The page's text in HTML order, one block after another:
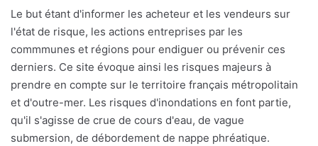
Le but étant d'informer les acheteur et les vendeurs sur
l'état de risque, les actions entreprises par les
commmunes et régions pour endiguer ou prévenir ces
derniers. Ce site évoque ainsi les risques majeurs à
prendre en compte sur le territoire français métropolitain
et d'outre-mer. Les risques d'inondations en font partie,
qu'il s'agisse de crue de cours d'eau, de vague
submersion, de débordement de nappe phréatique.